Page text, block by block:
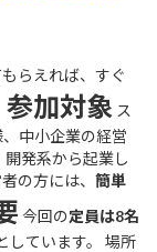
らえれば、すぐ
参加対象 ス
中小企業の経営
発系から起業し
の方には、 簡単
今回の定員は8名
しています。 場所